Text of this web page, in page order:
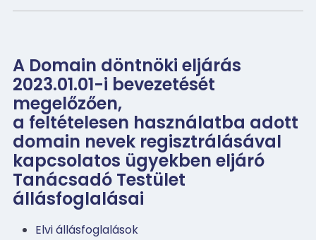
A Domain döntnöki eljárás
2023.01.01-i bevezetését
megelőzően,
a feltételesen használatba adott
domain nevek regisztrálásával
kapcsolatos ügyekben eljáró
Tanácsadó Testület
állásfoglalásai
Elvi állásfoglalások